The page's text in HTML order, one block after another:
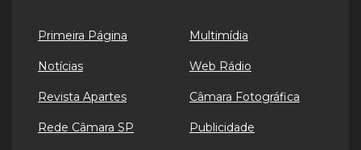
Primeira Página
Notícias
Revista Apartes
Rede Câmara SP
Multimídia
Web Rádio
Câmara Fotográfica
Publicidade